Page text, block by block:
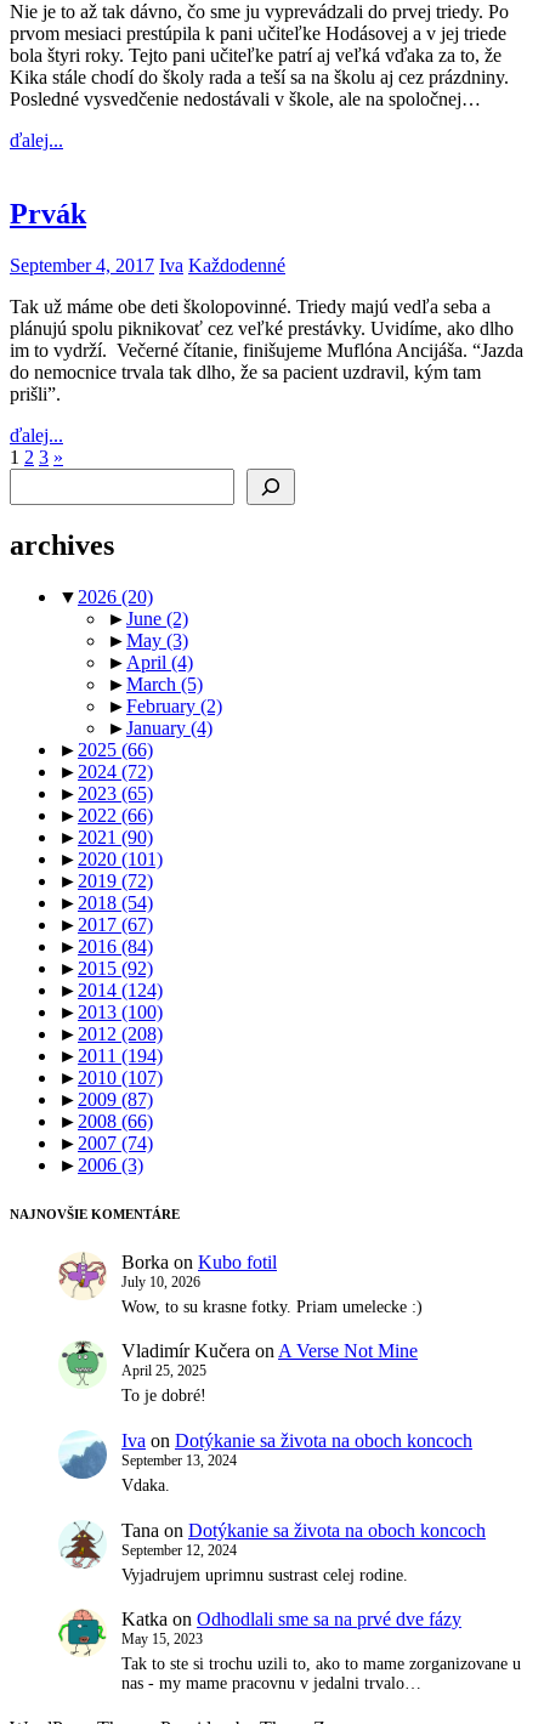
Nie je to až tak dávno, čo sme ju vyprevádzali do prvej triedy. Po
prvom mesiaci prestúpila k pani učiteľke Hodásovej a v jej triede
bola štyri roky. Tejto pani učiteľke patrí aj veľká vďaka za to, že
Kika stále chodí do školy rada a teší sa na školu aj cez prázdniny.
Posledné vysvedčenie nedostávali v škole, ale na spoločnej…
ďalej...
Prvák
September 4, 2017 Iva Každodenné
Tak už máme obe deti školopovinné. Triedy majú vedľa seba a
plánujú spolu piknikovať cez veľké prestávky. Uvidíme, ako dlho
im to vydrží. Večerné čítanie, finišujeme Muflóna Ancijáša. “Jazda
do nemocnice trvala tak dlho, že sa pacient uzdravil, kým tam
prišli”.
ďalej...
Posts
1 2 3 Next
»
archives
▼ 2026 (20)
►June (2)
►May (3)
► April (4)
►March (5)
►February (2)
►January (4)
► 2025 (66)
► 2024 (72)
► 2023 (65)
► 2022 (66)
► 2021 (90)
► 2020 (101)
► 2019 (72)
► 2018 (54)
► 2017 (67)
► 2016 (84)
► 2015 (92)
► 2014 (124)
► 2013 (100)
► 2012 (208)
► 2011 (194)
► 2010 (107)
► 2009 (87)
► 2008 (66)
► 2007 (74)
► 2006 (3)
NAJNOVŠIE KOMENTÁRE
Borka on Kubo fotil
July 10, 2026
Wow, to su krasne fotky. Priam umelecke :)
Vladimír Kučera on A Verse Not Mine
April 25, 2025
To je dobré!
Iva on Dotýkanie sa života na oboch koncoch
September 13, 2024
Vdaka.
Tana on Dotýkanie sa života na oboch koncoch
September 12, 2024
Vyjadrujem uprimnu sustrast celej rodine.
Katka on Odhodlali sme sa na prvé dve fázy
May 15, 2023
Tak to ste si trochu uzili to, ako to mame zorganizovane u
nas - my mame pracovnu v jedalni trvalo…